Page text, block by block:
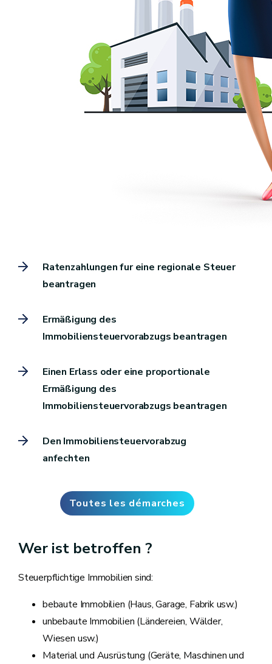
Ratenzahlungen fur eine regionale Steuer
beantragen
Ermäßigung des
Immobiliensteuervorabzugs beantragen
Einen Erlass oder eine proportionale
Ermäßigung des
Immobiliensteuervorabzugs beantragen
Den Immobiliensteuervorabzug
anfechten
Toutes les démarches
Wer ist betroffen ?
Steuerpflichtige Immobilien sind:
bebaute Immobilien (Haus, Garage, Fabrik usw.)
unbebaute Immobilien (Ländereien, Wälder,
Wiesen usw.)
Material und Ausrüstung (Geräte, Maschinen und